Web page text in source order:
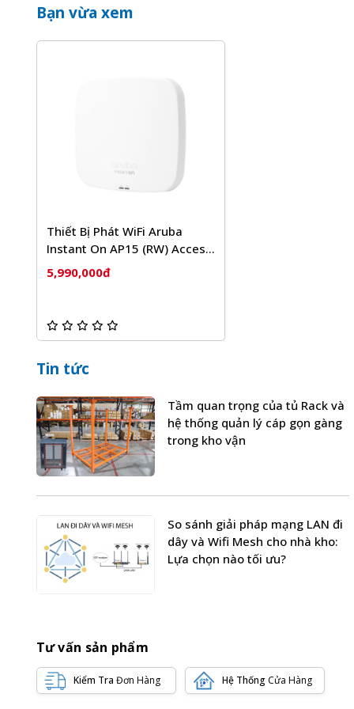
Bạn vừa xem
Thiết Bị Phát WiFi Aruba
Instant On AP15 (RW) Access
Point R2X06A
5,990,000đ
Tin tức
Tầm quan trọng của tủ Rack và
hệ thống quản lý cáp gọn gàng
trong kho vận
So sánh giải pháp mạng LAN đi
dây và Wifi Mesh cho nhà kho:
Lựa chọn nào tối ưu?
Tư vấn sản phẩm
Kiểm Tra Đơn Hàng Hệ Thống Cửa Hàng